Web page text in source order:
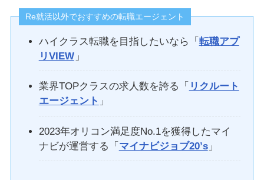
Re就活以外でおすすめの転職エージェント
ハイクラス転職を目指したいなら「 転職アプ
リVIEW 」
業界TOPクラスの求人数を誇る「 リクルート
エージェント 」
2023年オリコン満足度No.1を獲得したマイ
ナビが運営する「 マイナビジョブ20’s」